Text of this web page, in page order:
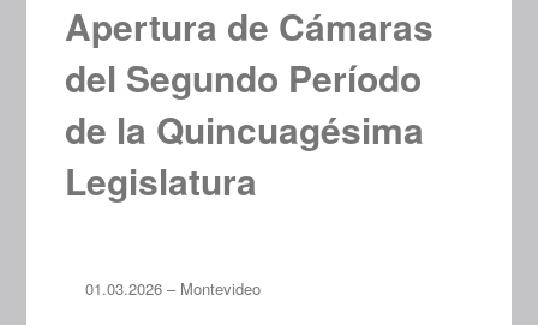
Apertura de Cámaras
del Segundo Período
de la Quincuagésima
Legislatura
01.03.2026 – Montevideo